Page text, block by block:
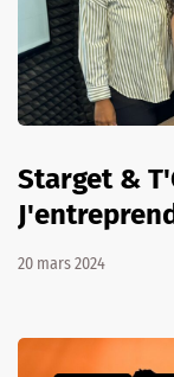
Starget &
20 mars 2024